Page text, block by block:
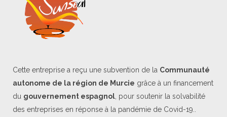
Cette entreprise a reçu une subvention de la Communauté
autonome de la région de Murcie grâce à un financement
du gouvernement espagnol , pour soutenir la solvabilité
des entreprises en réponse à la pandémie de Covid-19..